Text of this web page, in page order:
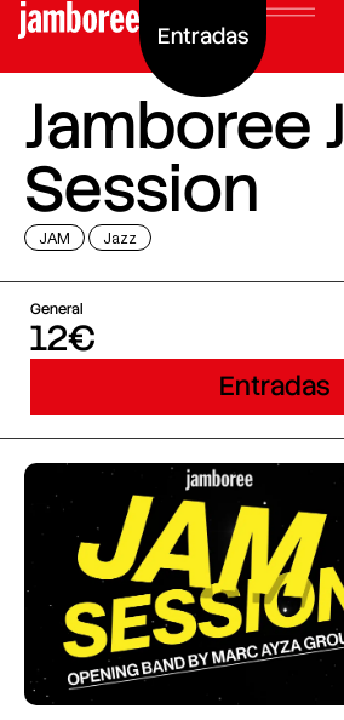
Entradas
Jamboree
Session
JAM Jazz
General
12€
Entradas